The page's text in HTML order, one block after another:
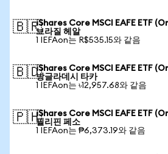
🇧🇷iShares Core MSCI EAFE ETF
브라질 헤알
1 IEFAon는 R$535.15와 같음
🇧🇩iShares Core MSCI EAFE ETF
방글라데시 타카
1 IEFAon는 ৳12,957.68와 같음
🇵🇭iShares Core MSCI EAFE ETF
필리핀 페소
1 IEFAon는 ₱6,373.19와 같음